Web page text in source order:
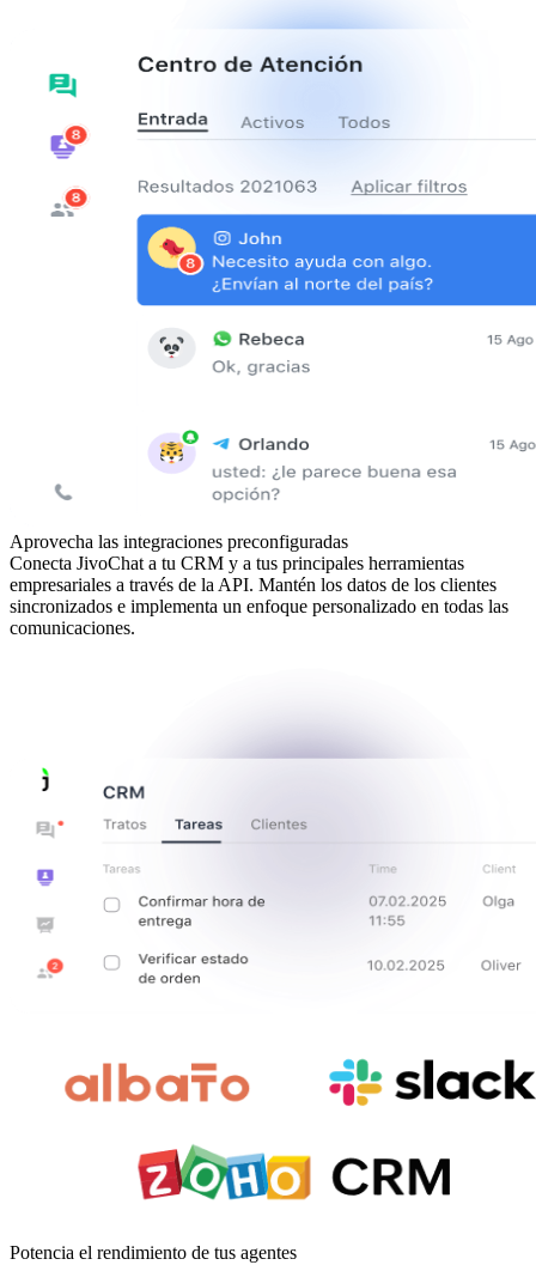
Aprovecha las integraciones preconfiguradas
Conecta JivoChat a tu CRM y a tus principales herramientas
empresariales a través de la API. Mantén los datos de los clientes
sincronizados e implementa un enfoque personalizado en todas las
comunicaciones.
Potencia el rendimiento de tus agentes